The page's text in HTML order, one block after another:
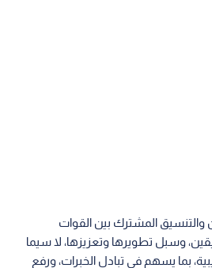
والتنسيق المشترك بين القوات
وسبل تطويرها وتعزيزها، لا سيما
بما يسهم في تبادل الخبرات، ورفع